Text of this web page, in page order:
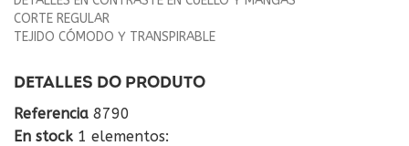
CORTE REGULAR
TEJIDO CÓMODO Y TRANSPIRABLE
DETALLES DO PRODUTO
Referencia 8790
En stock 1 elementos: